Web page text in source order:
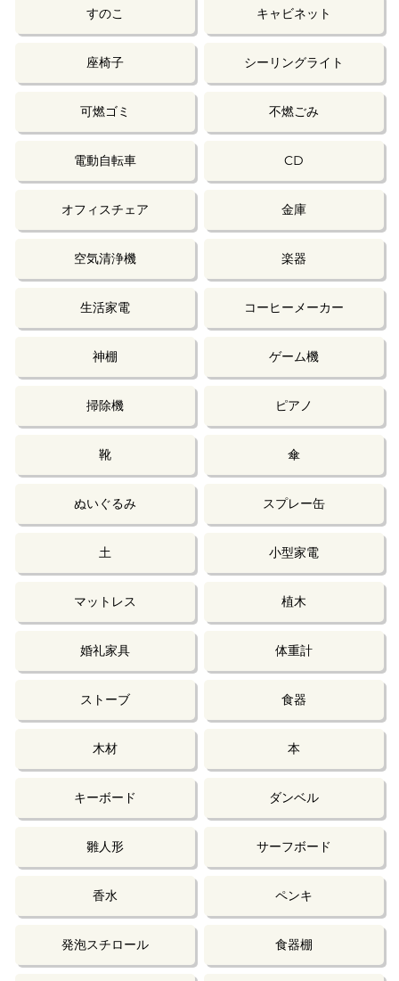
すのこ キャビネット
座椅子 シーリングライト
可燃ゴミ 不燃ごみ
電動自転車 CD
オフィスチェア 金庫
空気清浄機 楽器
生活家電 コーヒーメーカー
神棚 ゲーム機
掃除機 ピアノ
靴 傘
ぬいぐるみ スプレー缶
土 小型家電
マットレス 植木
婚礼家具 体重計
ストーブ 食器
木材 本
キーボード ダンベル
雛人形 サーフボード
香水 ペンキ
発泡スチロール 食器棚